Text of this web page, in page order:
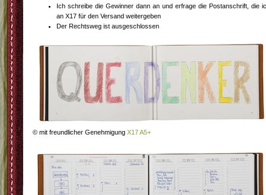
Ich schreibe die Gewinner dann an und erfrage die Postanschrift, die
an X17 für den Versand weitergeben
Der Rechtsweg ist ausgeschlossen
© mit freundlicher Genehmigung X17 A5+